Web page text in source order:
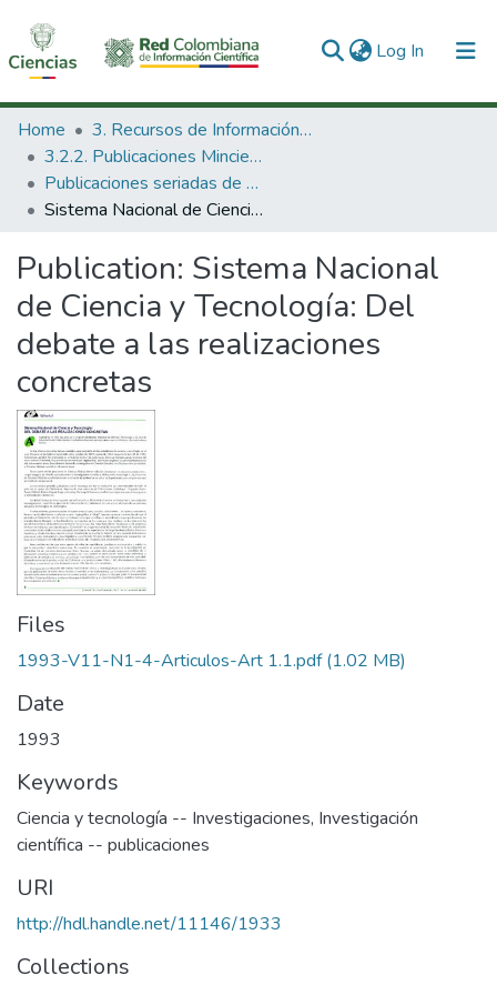
Log In (current)
Communities & Collections
All of DSpace
Statistics
Home
3. Recursos de Información Científica y Tecnológica
3.2.2. Publicaciones Minciencias
Publicaciones seriadas de Minciencias
Sistema Nacional de Ciencia y Tecnología: Del debate a las realizaciones concretas
Publication: Sistema Nacional
de Ciencia y Tecnología: Del
debate a las realizaciones
concretas
Files
1993-V11-N1-4-Articulos-Art 1.1.pdf(1.02 MB)
Date
1993
Keywords
Ciencia y tecnología -- Investigaciones, Investigación
científica -- publicaciones
URI
http://hdl.handle.net/11146/1933
Collections